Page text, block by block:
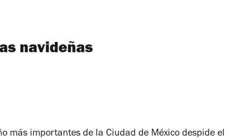
navideñas
más importantes de la Ciudad de México despide el